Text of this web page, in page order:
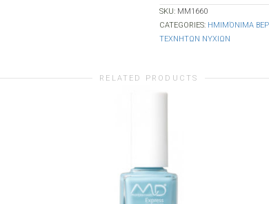
SKU: MM1660
CATEGORIES: ΗΜΙΜΌΝΙΜΑ
ΤΕΧΝΗΤΩΝ ΝΥΧΙΩΝ
RELATED PRODUCTS